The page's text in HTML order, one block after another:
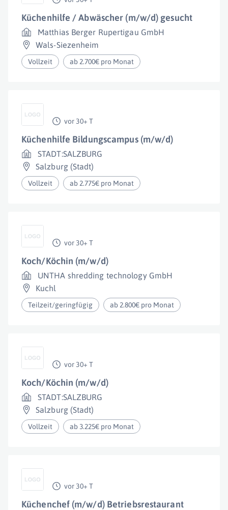
Küchenhilfe / Abwäscher (m/w/d) gesucht
Matthias Berger Rupertigau GmbH
Wals-Siezenheim
Vollzeit ab 2.700€ pro Monat
vor 30+ T
Küchenhilfe Bildungscampus (m/w/d)
STADT:SALZBURG
Salzburg (Stadt)
Vollzeit ab 2.775€ pro Monat
vor 30+ T
Koch/Köchin (m/w/d)
UNTHA shredding technology GmbH
Kuchl
Teilzeit/geringfügig ab 2.800€ pro Monat
vor 30+ T
Koch/Köchin (m/w/d)
STADT:SALZBURG
Salzburg (Stadt)
Vollzeit ab 3.225€ pro Monat
vor 30+ T
Küchenchef (m/w/d) Betriebsrestaurant